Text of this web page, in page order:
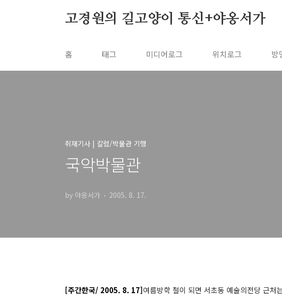
고경원의 길고양이 통신+야옹서가
홈 태그 미디어로그 위치로그 방
취재기사 | 칼럼/박물관 기행
국악박물관
by 야옹서가 2005. 8. 17.
[주간한국/ 2005. 8. 17]여름방학 철이 되면 서초동 예술의전당 근처